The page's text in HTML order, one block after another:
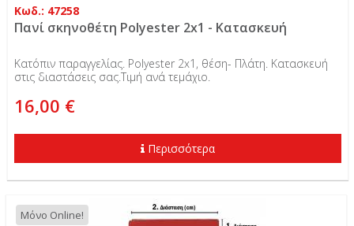
Κωδ.: 47258
Πανί σκηνοθέτη Polyester 2x1 - Κατασκευή
Κατόπιν παραγγελίας. Polyester 2x1, θέση- Πλάτη. Κατασκευή
στις διαστάσεις σας.Τιμή ανά τεμάχιο.
16,00 €
Περισσότερα
Μόνο Online!